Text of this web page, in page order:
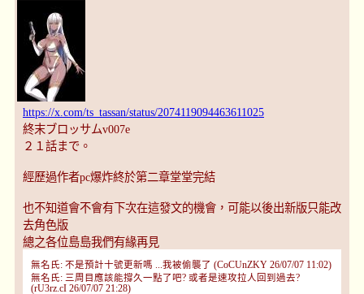
https://x.com/ts_tassan/status/2074119094463611025
終末ブロッサムv007e
２１話まで。
經歷過作者pc爆炸終於第二章堂堂完結
也不知道會不會有下次在這發文的機會，可能以後出新版只能改
去角色版
總之各位島島我們有緣再見
無名氏: 不是預計十號更新嗎 ...我被偷襲了 (CoCUnZKY 26/07/07 11:02)
無名氏: 三周目應該能撐久一點了吧? 或者是速攻拉人回到過去?
(rU3rz.cI 26/07/07 21:28)